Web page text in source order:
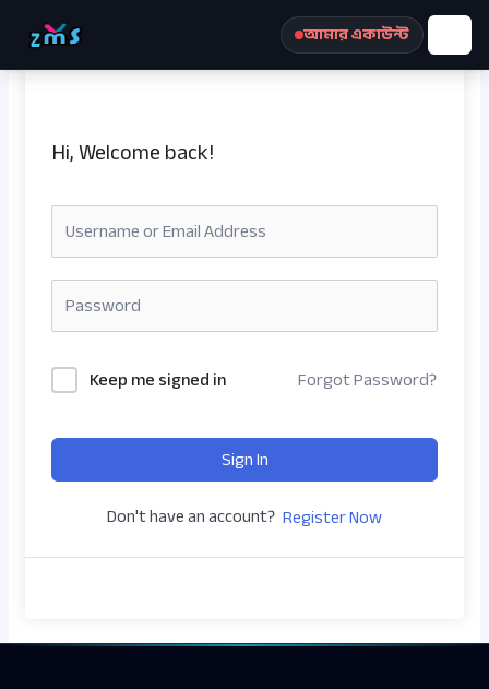
আমার একাউন্ট
Hi, Welcome back!
Keep me signed in Forgot Password?
Sign In
Don't have an account? Register Now